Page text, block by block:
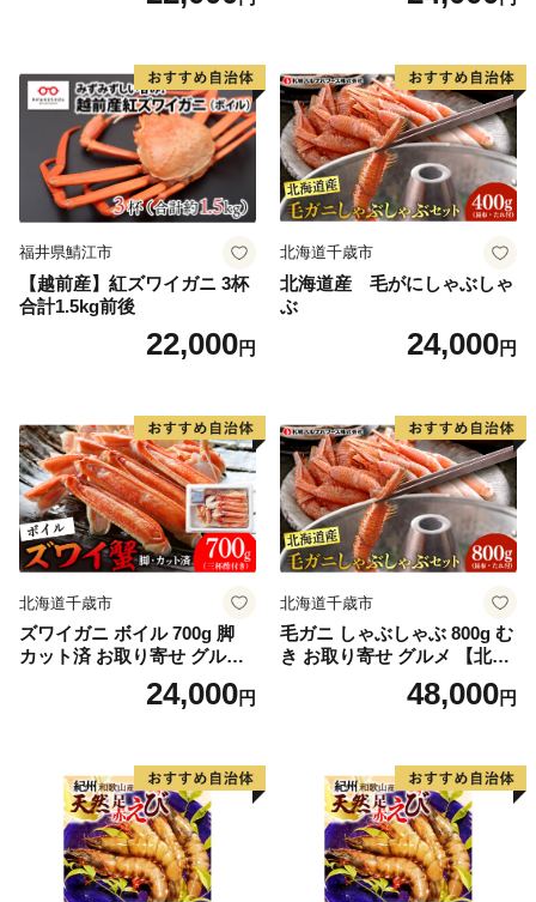
せグルメ 愛知県 小牧市 送料
無料
福井県鯖江市
【越前産】紅ズワイガニ 3杯
合計1.5kg前後
22,000円
北海道千歳市
北海道産 毛がにしゃぶしゃ
ぶ
24,000円
北海道千歳市
ズワイガニ ボイル 700g 脚
カット済 お取り寄せ グルメ
【北海道】【札幌バルナバフ
24,000円
北海道千歳市
毛ガニ しゃぶしゃぶ 800g む
き お取り寄せ グルメ 【北海
道】【札幌バルナバフーズ】
48,000円